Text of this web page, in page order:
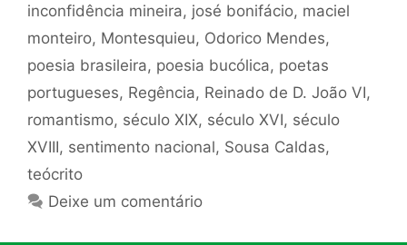
inconfidência mineira, josé bonifácio, maciel
monteiro, Montesquieu, Odorico Mendes,
poesia brasileira, poesia bucólica, poetas
portugueses, Regência, Reinado de D. João VI,
romantismo, século XIX, século XVI, século
XVIII, sentimento nacional, Sousa Caldas,
teócrito
Deixe um comentário